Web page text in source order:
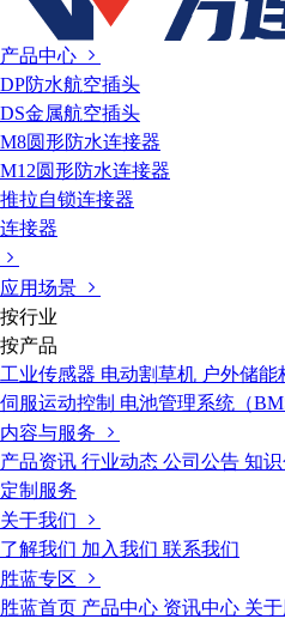
产品中心
DP防水航空插头
DS金属航空插头
M8圆形防水连接器
M12圆形防水连接器
推拉自锁连接器
连接器
应用场景
按行业
按产品
工业传感器 电动割草机 户外储能
伺服运动控制 电池管理系统（
内容与服务
产品资讯 行业动态 公司公告 知
定制服务
关于我们
了解我们 加入我们 联系我们
胜蓝专区
胜蓝首页 产品中心 资讯中心 关